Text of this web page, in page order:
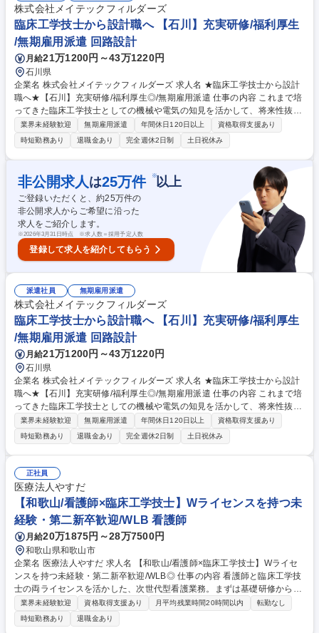
務負荷のコントロールもしやすいため、「キャリアも生活も大事にした
い」という方でもご活躍いただけます。 募集職種 ★臨床工学技士から設
計職へ★【富山】充実研修/福利厚生◎/無期雇用派遣
株式会社メイテックフィルダーズ
臨床工学技士から設計職へ 【石川】充実研修/福利厚生
/無期雇用派遣 回路設計
月給21万1200円～43万1220円
石川県
企業名 株式会社メイテックフィルダーズ 求人名 ★臨床工学技士から設計
職へ★【石川】充実研修/福利厚生◎/無期雇用派遣 仕事の内容 これまで培
ってきた臨床工学技士としての機械や電気の知見を活かして、将来性抜群
の設計職にキャリアチェンジしませんか？充実した研修で未経験からでも
プロの設計者を目指せる環境があります。 研修にて一連の流れを学べるた
め、着実に実務スキルを向上させつつカーボンニュートラル実現に向けた
開発など社会的意義の高い取り組みに貢献し、やりがいも感じられる環境
で将来の幅を広げることができます。エンジニアが多数活躍しており、業
務負荷のコントロールもしやすいため、「キャリアも生活も大事にした
い」という方でもご活躍いただけます。 募集職種 ★臨床工学技士から設
計職へ★【石川】充実研修/福利厚生◎/無期雇用派遣
業界未経験歓迎 無期雇用派遣 年間休日120日以上
資格取得支援あり
時短勤務あり
退職金あり 完全週休2日制 土日祝休み
非公開求人 は25万件 ※以上
ご登録いただくと、約25万件の
非公開求人からご希望に沿った
求人をご紹介します。
※2026年3月31日時点 ※求人数＝採用予定人数
登録して求人を紹介してもらう
派遣社員 無期雇用派遣
株式会社メイテックフィルダーズ
臨床工学技士から設計職へ 【石川】充実研修/福利厚生
/無期雇用派遣 回路設計
月給21万1200円～43万1220円
石川県
企業名 株式会社メイテックフィルダーズ 求人名 ★臨床工学技士から設計
職へ★【石川】充実研修/福利厚生◎/無期雇用派遣 仕事の内容 これまで培
ってきた臨床工学技士としての機械や電気の知見を活かして、将来性抜群
の設計職にキャリアチェンジしませんか？充実した研修で未経験からでも
プロの設計者を目指せる環境があります。 研修にて一連の流れを学べるた
め、着実に実務スキルを向上させつつカーボンニュートラル実現に向けた
開発など社会的意義の高い取り組みに貢献し、やりがいも感じられる環境
で将来の幅を広げることができます。エンジニアが多数活躍しており、業
務負荷のコントロールもしやすいため、「キャリアも生活も大事にした
い」という方でもご活躍いただけます。 募集職種 ★臨床工学技士から設
計職へ★【石川】充実研修/福利厚生◎/無期雇用派遣
業界未経験歓迎 無期雇用派遣 年間休日120日以上
資格取得支援あり
時短勤務あり
退職金あり 完全週休2日制 土日祝休み
正社員
医療法人やすだ
【和歌山/看護師×臨床工学技士】Wライセンスを持つ未
経験・第二新卒歓迎/WLB 看護師
月給20万1875円～28万7500円
和歌山県和歌山市
企業名 医療法人やすだ 求人名 【和歌山/看護師×臨床工学技士】Wライセ
ンスを持つ未経験・第二新卒歓迎/WLB◎ 仕事の内容 看護師と臨床工学技
士の両ライセンスを活かした、次世代型看護業務。まずは基礎研修からス
タートし、医療機器の操作と看護の実践をバランスよく身につけていただ
きます。 ■病棟・救急現場での看護業務（バイタルチェック、ケア全般）
■医療機器（呼吸器、輸液ポンプ等）の点検・操作の習得 ■【スペシャリ
業界未経験歓迎 資格取得支援あり 月平均残業時間20時間以内
転勤なし
時短勤務あり
退職金あり